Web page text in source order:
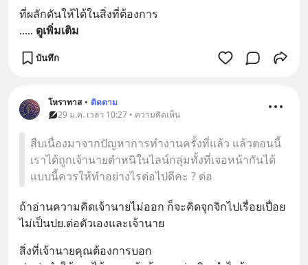
ที่ผลักดันให้ได้ในสิ่งที่ต้องการ
..... ดูเพิ่มเติม
บันทึก
โหราทาส • ติดตาม
29 ม.ค. เวลา 10:27 • ความคิดเห็น
สืบเนื่องมาจากปัญหาการทำงานครั้งที่แล้ว แล้วตอนนี้
เราได้ถูกเจ้านายตำหนิในไลน์กลุ่มทั้งที่เจอหน้ากันได้
แบบนี้ควรให้ทำอย่างไรต่อไปดีคะ ? ต่อ
ถ้าอ่านความคิดเจ้านายไม่ออก ก็จะคิดจุกจิกไปเรื่อยเปื่อย
ไม่เป็นปย.ต่อตัวเองและเจ้านาย
สิ่งที่เจ้านายคุณต้องการบอก